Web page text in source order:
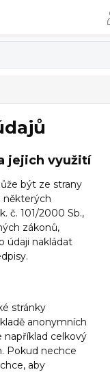
jejich využití
být ze strany
č. 101/2000 Sb.,
zákonů,
údaji nakládat
stránky
anonymních
například celkový
Pokud nechce
aby